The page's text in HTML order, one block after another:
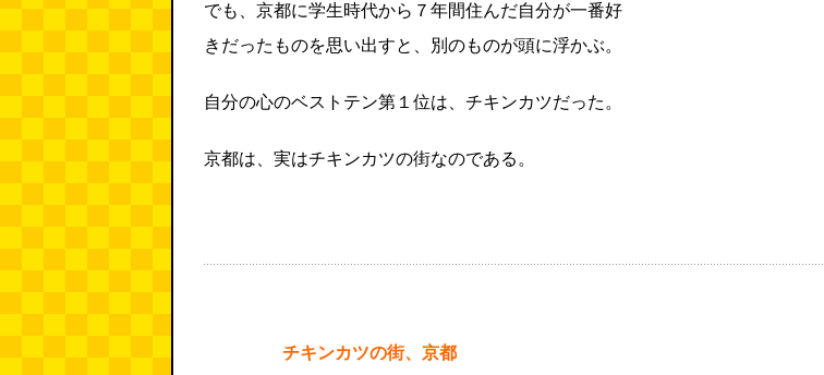
でも、京都に学生時代から７年間住んだ自分が一番好
きだったものを思い出すと、別のものが頭に浮かぶ。
自分の心のベストテン第１位は、チキンカツだった。
京都は、実はチキンカツの街なのである。
チキンカツの街、京都